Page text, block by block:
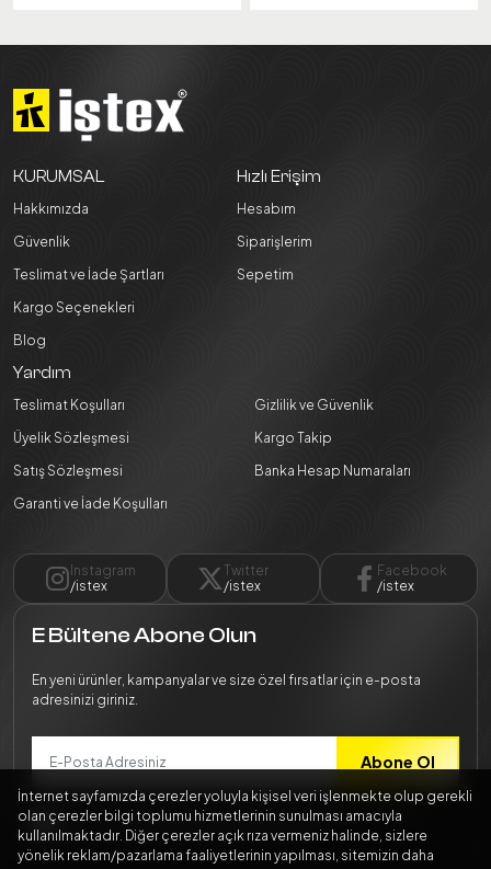
KURUMSAL
Hakkımızda
Güvenlik
Teslimat ve İade Şartları
Kargo Seçenekleri
Blog
Hızlı Erişim
Hesabım
Siparişlerim
Sepetim
Yardım
Teslimat Koşulları
Üyelik Sözleşmesi
Satış Sözleşmesi
Garanti ve İade Koşulları
Gizlilik ve Güvenlik
Kargo Takip
Banka Hesap Numaraları
Instagram
/istex
Twitter
/istex
Facebook
/istex
E Bültene Abone Olun
En yeni ürünler, kampanyalar ve size özel fırsatlar için e-posta
adresinizi giriniz.
Abone Ol
BilgileriminKişisel Verilerin Korunması Kanunu mevzuatına
uygun şekilde işlenmesini kabul ediyorum.
İnternet sayfamızda çerezler yoluyla kişisel veri işlenmekte olup gerekli
olan çerezler bilgi toplumu hizmetlerinin sunulması amacıyla
kullanılmaktadır. Diğer çerezler açık rıza vermeniz halinde, sizlere
yönelik reklam/pazarlama faaliyetlerinin yapılması, sitemizin daha